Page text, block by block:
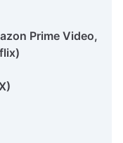
Prime Video,